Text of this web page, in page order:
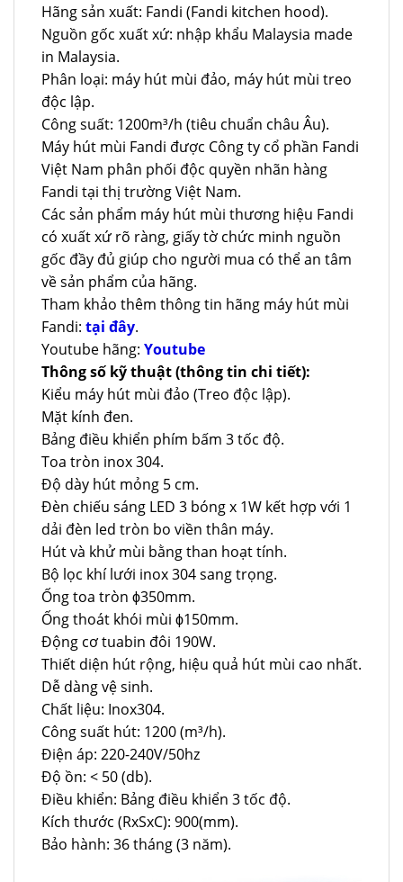
Hãng sản xuất: Fandi (Fandi kitchen hood).
Nguồn gốc xuất xứ: nhập khẩu Malaysia made
in Malaysia.
Phân loại: máy hút mùi đảo, máy hút mùi treo
độc lập.
Công suất: 1200m³/h (tiêu chuẩn châu Âu).
Máy hút mùi Fandi được Công ty cổ phần Fandi
Việt Nam phân phối độc quyền nhãn hàng
Fandi tại thị trường Việt Nam.
Các sản phẩm máy hút mùi thương hiệu Fandi
có xuất xứ rõ ràng, giấy tờ chức minh nguồn
gốc đầy đủ giúp cho người mua có thể an tâm
về sản phẩm của hãng.
Tham khảo thêm thông tin hãng máy hút mùi
Fandi: tại đây.
Youtube hãng: Youtube
Thông số kỹ thuật (thông tin chi tiết):
Kiểu máy hút mùi đảo (Treo độc lập).
Mặt kính đen.
Bảng điều khiển phím bấm 3 tốc độ.
Toa tròn inox 304.
Độ dày hút mỏng 5 cm.
Đèn chiếu sáng LED 3 bóng x 1W kết hợp với 1
dải đèn led tròn bo viền thân máy.
Hút và khử mùi bằng than hoạt tính.
Bộ lọc khí lưới inox 304 sang trọng.
Ống toa tròn ϕ350mm.
Ống thoát khói mùi ϕ150mm.
Động cơ tuabin đôi 190W.
Thiết diện hút rộng, hiệu quả hút mùi cao nhất.
Dễ dàng vệ sinh.
Chất liệu: Inox304.
Công suất hút: 1200 (m³/h).
Điện áp: 220-240V/50hz
Độ ồn: < 50 (db).
Điều khiển: Bảng điều khiển 3 tốc độ.
Kích thước (RxSxC): 900(mm).
Bảo hành: 36 tháng (3 năm).